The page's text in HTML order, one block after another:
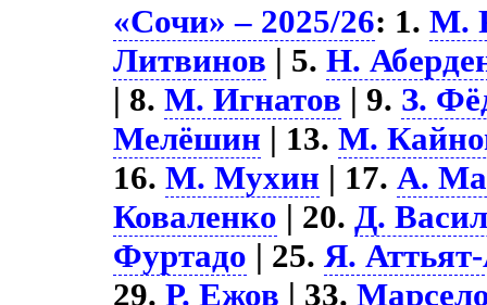
«Сочи» – 2025/26: 1.М.
Литвинов | 5.Н.
| 8.М. Игнатов | 9. З.
Мелёшин | 13.М.
16.М. Мухин | 17.А.
Коваленко | 20.Д.
Фуртадо | 25.Я.
29.Р. Ежов | 33.